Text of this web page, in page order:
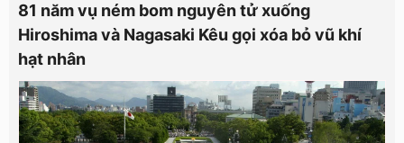
81 năm vụ ném bom nguyên tử xuống
Hiroshima và Nagasaki Kêu gọi xóa bỏ vũ khí
hạt nhân